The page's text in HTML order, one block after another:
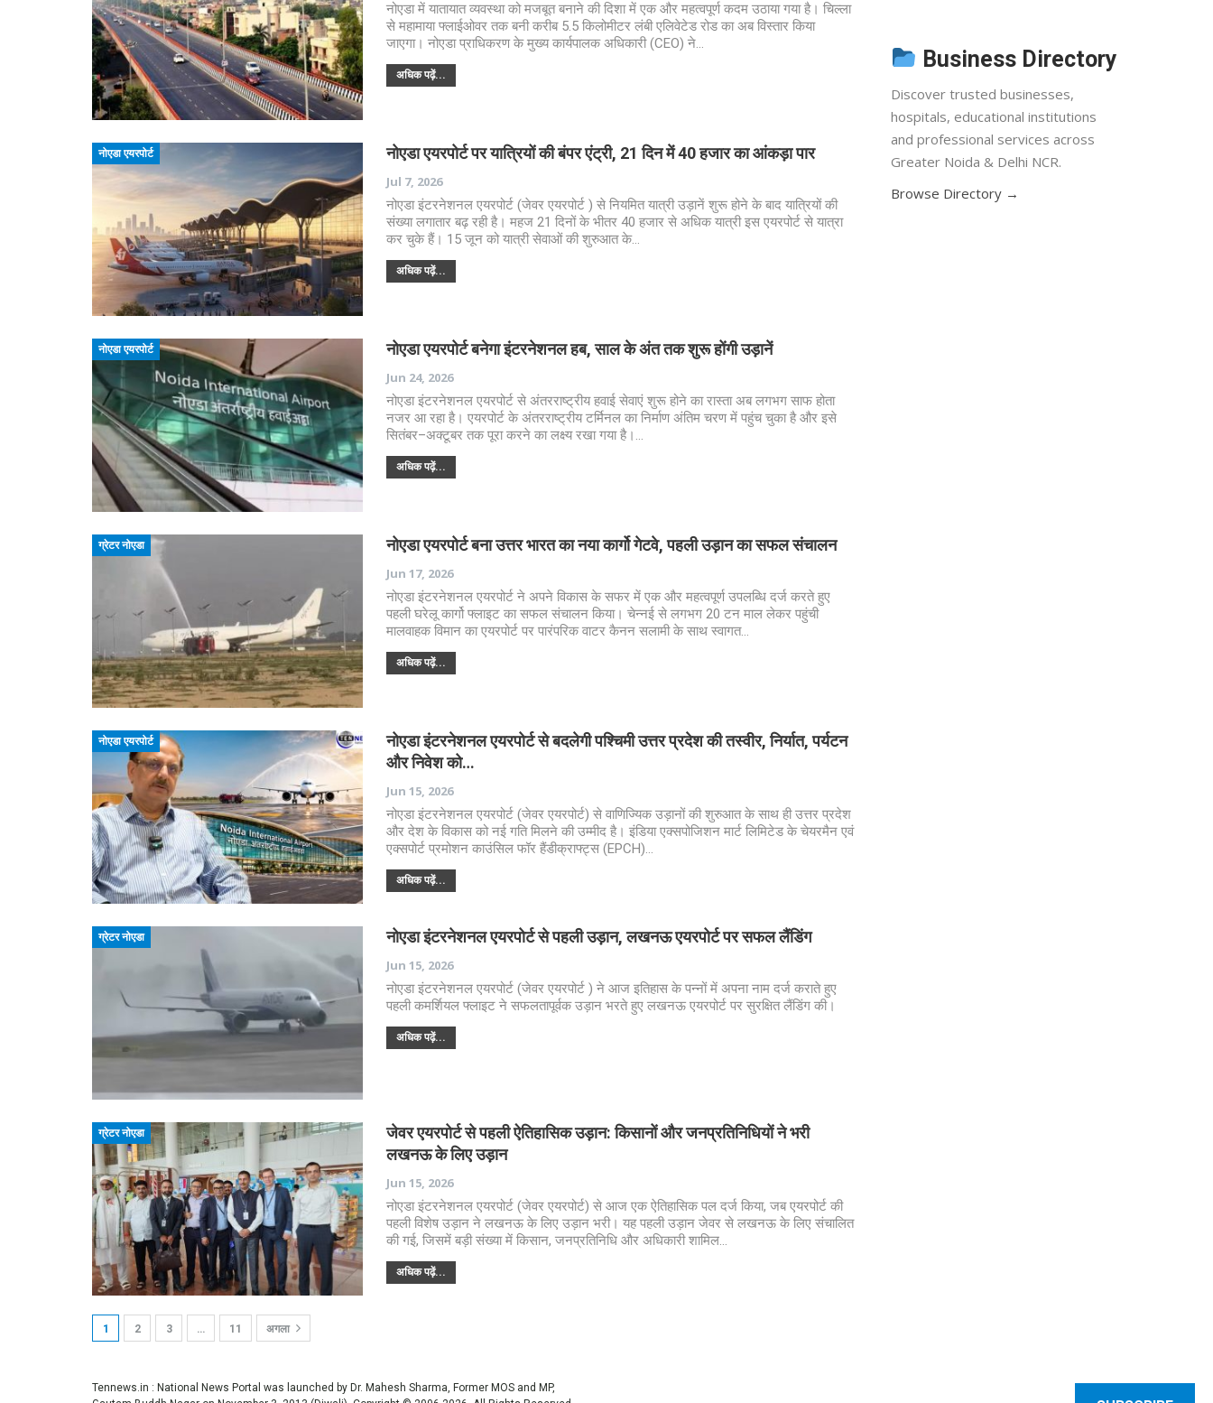
नोएडा में यातायात व्यवस्था को मजबूत बनाने की दिशा में एक और महत्वपूर्ण कदम उठाया गया है। चिल्ला
से महामाया फ्लाईओवर तक बनी करीब 5.5 किलोमीटर लंबी एलिवेटेड रोड का अब विस्तार किया
जाएगा। नोएडा प्राधिकरण के मुख्य कार्यपालक अधिकारी (CEO) ने…
अधिक पढ़ें...
नोएडा एयरपोर्ट नोएडा एयरपोर्ट पर यात्रियों की बंपर एंट्री, 21 दिन में 40 हजार का आंकड़ा पार
Jul 7, 2026
नोएडा इंटरनेशनल एयरपोर्ट (जेवर एयरपोर्ट ) से नियमित यात्री उड़ानें शुरू होने के बाद यात्रियों की
संख्या लगातार बढ़ रही है। महज 21 दिनों के भीतर 40 हजार से अधिक यात्री इस एयरपोर्ट से यात्रा
कर चुके हैं। 15 जून को यात्री सेवाओं की शुरुआत के…
अधिक पढ़ें...
नोएडा एयरपोर्ट नोएडा एयरपोर्ट बनेगा इंटरनेशनल हब, साल के अंत तक शुरू होंगी उड़ानें
Jun 24, 2026
नोएडा इंटरनेशनल एयरपोर्ट से अंतरराष्ट्रीय हवाई सेवाएं शुरू होने का रास्ता अब लगभग साफ होता
नजर आ रहा है। एयरपोर्ट के अंतरराष्ट्रीय टर्मिनल का निर्माण अंतिम चरण में पहुंच चुका है और इसे
सितंबर–अक्टूबर तक पूरा करने का लक्ष्य रखा गया है।…
अधिक पढ़ें...
ग्रेटर नोएडा नोएडा एयरपोर्ट बना उत्तर भारत का नया कार्गो गेटवे, पहली उड़ान का सफल संचालन
Jun 17, 2026
नोएडा इंटरनेशनल एयरपोर्ट ने अपने विकास के सफर में एक और महत्वपूर्ण उपलब्धि दर्ज करते हुए
पहली घरेलू कार्गो फ्लाइट का सफल संचालन किया। चेन्नई से लगभग 20 टन माल लेकर पहुंची
मालवाहक विमान का एयरपोर्ट पर पारंपरिक वाटर कैनन सलामी के साथ स्वागत…
अधिक पढ़ें...
नोएडा एयरपोर्ट
नोएडा इंटरनेशनल एयरपोर्ट से बदलेगी पश्चिमी उत्तर प्रदेश की तस्वीर, निर्यात, पर्यटन
और निवेश को…
Jun 15, 2026
नोएडा इंटरनेशनल एयरपोर्ट (जेवर एयरपोर्ट) से वाणिज्यिक उड़ानों की शुरुआत के साथ ही उत्तर प्रदेश
और देश के विकास को नई गति मिलने की उम्मीद है। इंडिया एक्सपोजिशन मार्ट लिमिटेड के चेयरमैन एवं
एक्सपोर्ट प्रमोशन काउंसिल फॉर हैंडीक्राफ्ट्स (EPCH)…
अधिक पढ़ें...
ग्रेटर नोएडा नोएडा इंटरनेशनल एयरपोर्ट से पहली उड़ान, लखनऊ एयरपोर्ट पर सफल लैंडिंग
Jun 15, 2026
नोएडा इंटरनेशनल एयरपोर्ट (जेवर एयरपोर्ट ) ने आज इतिहास के पन्नों में अपना नाम दर्ज कराते हुए
पहली कमर्शियल फ्लाइट ने सफलतापूर्वक उड़ान भरते हुए लखनऊ एयरपोर्ट पर सुरक्षित लैंडिंग की।
अधिक पढ़ें...
ग्रेटर नोएडा
जेवर एयरपोर्ट से पहली ऐतिहासिक उड़ान: किसानों और जनप्रतिनिधियों ने भरी
लखनऊ के लिए उड़ान
Jun 15, 2026
नोएडा इंटरनेशनल एयरपोर्ट (जेवर एयरपोर्ट) से आज एक ऐतिहासिक पल दर्ज किया, जब एयरपोर्ट की
पहली विशेष उड़ान ने लखनऊ के लिए उड़ान भरी। यह पहली उड़ान जेवर से लखनऊ के लिए संचालित
की गई, जिसमें बड़ी संख्या में किसान, जनप्रतिनिधि और अधिकारी शामिल…
अधिक पढ़ें...
1 2 3 … 11 अगला
Business Directory
Discover trusted businesses,
hospitals, educational institutions
and professional services across
Greater Noida & Delhi NCR.
Browse Directory →
Tennews.in : National News Portal was launched by Dr. Mahesh Sharma, Former MOS and MP,